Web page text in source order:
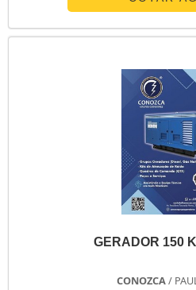
possam dar continuidade a
problema e com toda a
GERADOR 150
CONOZCA/